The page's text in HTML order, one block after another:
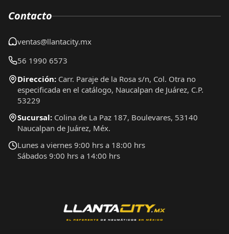
Contacto
ventas@llantacity.mx
56 1990 6573
Dirección: Carr. Paraje de la Rosa s/n, Col. Otra no
especificada en el catálogo, Naucalpan de Juárez, C.P.
53229
Sucursal: Colina de La Paz 187, Boulevares, 53140
Naucalpan de Juárez, Méx.
Lunes a viernes 9:00 hrs a 18:00 hrs
Sábados 9:00 hrs a 14:00 hrs